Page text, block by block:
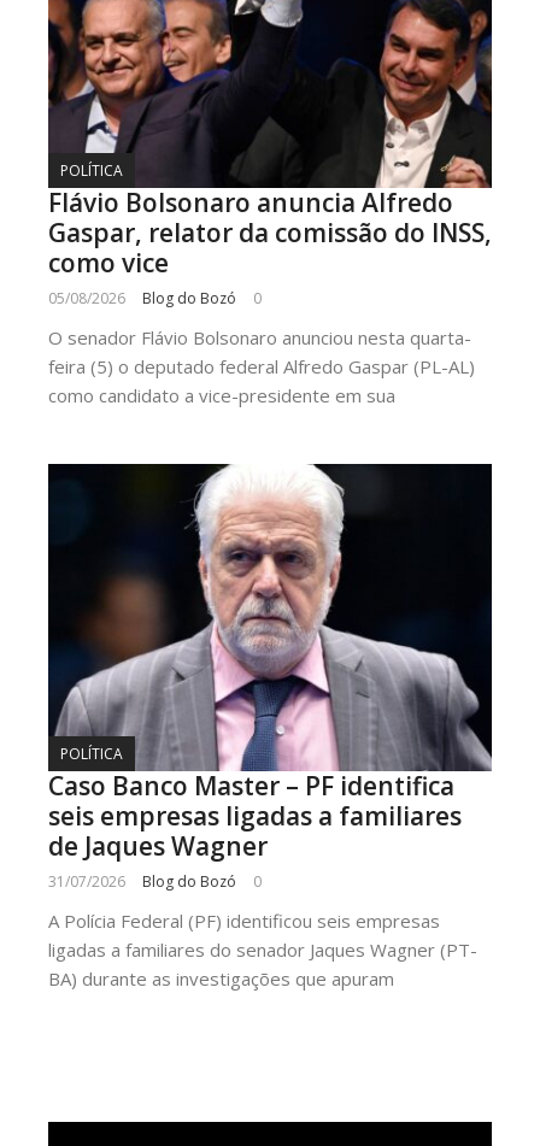
POLÍTICA
Flávio Bolsonaro anuncia Alfredo
Gaspar, relator da comissão do INSS,
como vice
05/08/2026 Blog do Bozó 0
O senador Flávio Bolsonaro anunciou nesta quarta-
feira (5) o deputado federal Alfredo Gaspar (PL-AL)
como candidato a vice-presidente em sua
POLÍTICA
Caso Banco Master – PF identifica
seis empresas ligadas a familiares
de Jaques Wagner
31/07/2026 Blog do Bozó 0
A Polícia Federal (PF) identificou seis empresas
ligadas a familiares do senador Jaques Wagner (PT-
BA) durante as investigações que apuram